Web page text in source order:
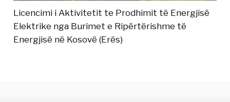
Licencimi i Aktivitetit te Prodhimit të Energjisë
Elektrike nga Burimet e Ripërtërishme të
Energjisë në Kosovë (Erës)